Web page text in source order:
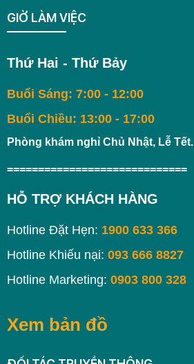
GIỜ LÀM VIỆC
Thứ Hai - Thứ Bảy
Buổi Sáng: 7:00 - 12:00
Buổi Chiều: 13:00 - 17:00
Phòng khám nghỉ Chủ Nhật, Lễ Tết.
=============================
HỖ TRỢ KHÁCH HÀNG
Hotline Đặt Hẹn: 1900 633 366
Hotline Khiếu nại: 093 666 8827
Hotline Marketing: 0903 800 328
Xem bản đồ